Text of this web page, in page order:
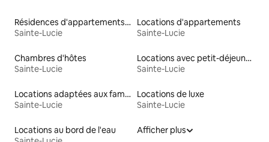
Résidences d'appartements en location
Sainte-Lucie
Locations d'appartements
Sainte-Lucie
Chambres d'hôtes
Sainte-Lucie
Locations avec petit-déjeuner
Sainte-Lucie
Locations adaptées aux familles
Sainte-Lucie
Locations de luxe
Sainte-Lucie
Locations au bord de l'eau
Afficher plus